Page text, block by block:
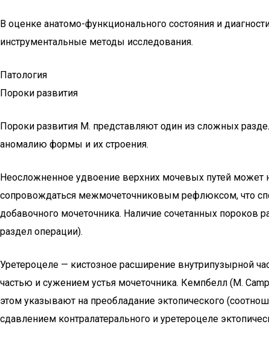
В оценке анатомо-функционального состояния и
инструментальные методы исследования.
Патология
Пороки развития
Пороки развития М. представляют один из сложных
аномалию формы и их строения.
Неосложненное удвоение верхних мочевых путей может
сопровождаться межмочеточниковым рефлюксом, что
добавочного мочеточника. Наличие сочетанных пороков
раздел операции).
Уретероцеле — кистозное расширение внутрипузырной
частью и сужением устья мочеточника. Кемпбелл (M.
этом указывают на преобладание эктопического
сдавлением контралатерального и уретероцеле